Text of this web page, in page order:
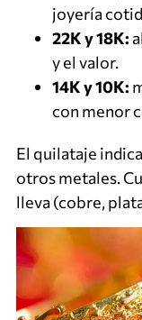
joyería
22K y 18K:
y el valor.
14K y 10K:
con menor
El quilataje
otros metales.
lleva (cobre,